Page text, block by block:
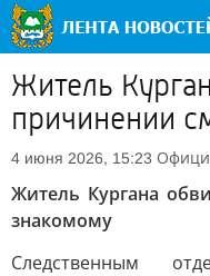
Житель
причинении
4 июня 2026, 15:23
Житель Кургана
знакомому
Следственным